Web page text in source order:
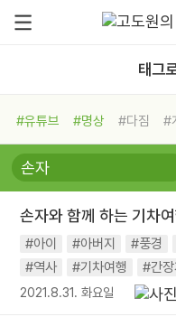
태그
#유튜브 #명상 #다짐 #
#비전캠프
#독서캠프 #삶
#희망
#나눔 #친구 #링
#독서
#건강 #면역력
손자와 함께 하는 기차
#아이 #아버지 #풍경
#역사
#기차여행 #간
2021.8.31. 화요일